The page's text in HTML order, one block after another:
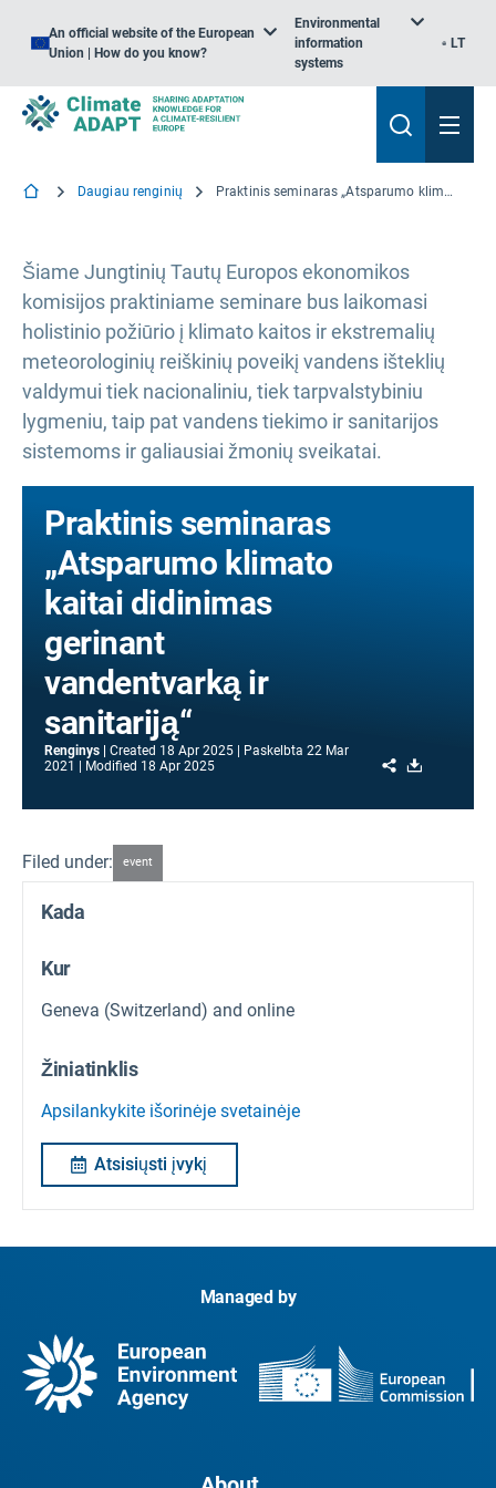
An official website of the European
Union | How do you know?
Environmental
information
systems
LT
Daugiau renginių Praktinis seminaras „Atsparumo klimato kaitai didinimas gerinant vandentvarką ir sanitariją“
Šiame Jungtinių Tautų Europos ekonomikos
komisijos praktiniame seminare bus laikomasi
holistinio požiūrio į klimato kaitos ir ekstremalių
meteorologinių reiškinių poveikį vandens išteklių
valdymui tiek nacionaliniu, tiek tarpvalstybiniu
lygmeniu, taip pat vandens tiekimo ir sanitarijos
sistemoms ir galiausiai žmonių sveikatai.
Praktinis seminaras
„Atsparumo klimato
kaitai didinimas
gerinant
vandentvarką ir
sanitariją“
Renginys Created 18 Apr 2025 Paskelbta 22 Mar
2021
Modified 18 Apr 2025 Share
Filed under: event
Kada
Kur
Geneva (Switzerland) and online
Žiniatinklis
Apsilankykite išorinėje svetainėje
Atsisiųsti įvykį
Managed by